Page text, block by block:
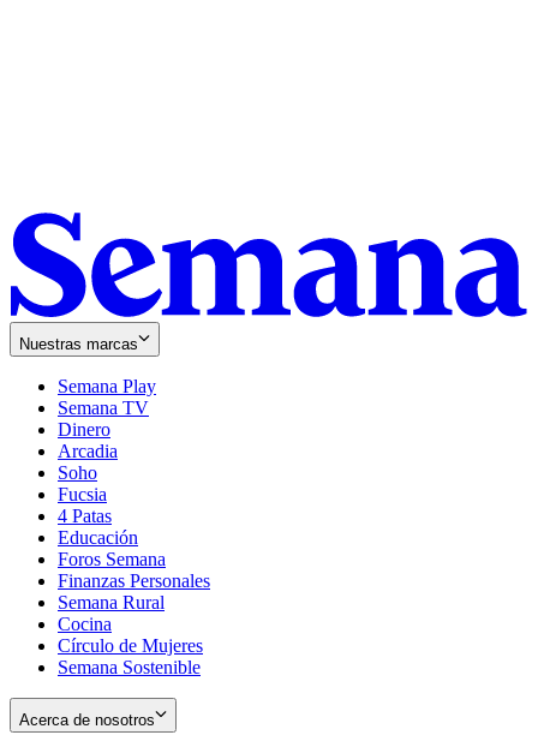
Nuestras marcas
Semana Play
Semana TV
Dinero
Arcadia
Soho
in
new
window
Fucsia
in
new
window
4 Patas
Educación
Foros Semana
Finanzas Personales
Semana Rural
Cocina
Círculo de Mujeres
Semana Sostenible
Acerca de nosotros